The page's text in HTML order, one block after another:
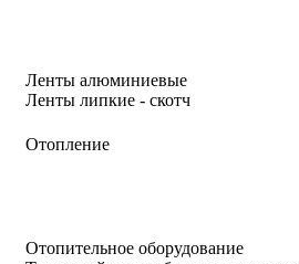
Ленты алюминиевые
Ленты липкие - скотч
Отопление
Отопительное оборудование